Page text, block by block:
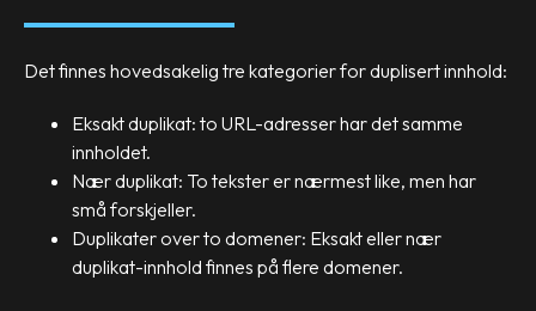
Det finnes hovedsakelig tre kategorier for duplisert innhold:
Eksakt duplikat: to URL-adresser har det samme
innholdet.
Nær duplikat: To tekster er nærmest like, men har
små forskjeller.
Duplikater over to domener: Eksakt eller nær
duplikat-innhold finnes på flere domener.